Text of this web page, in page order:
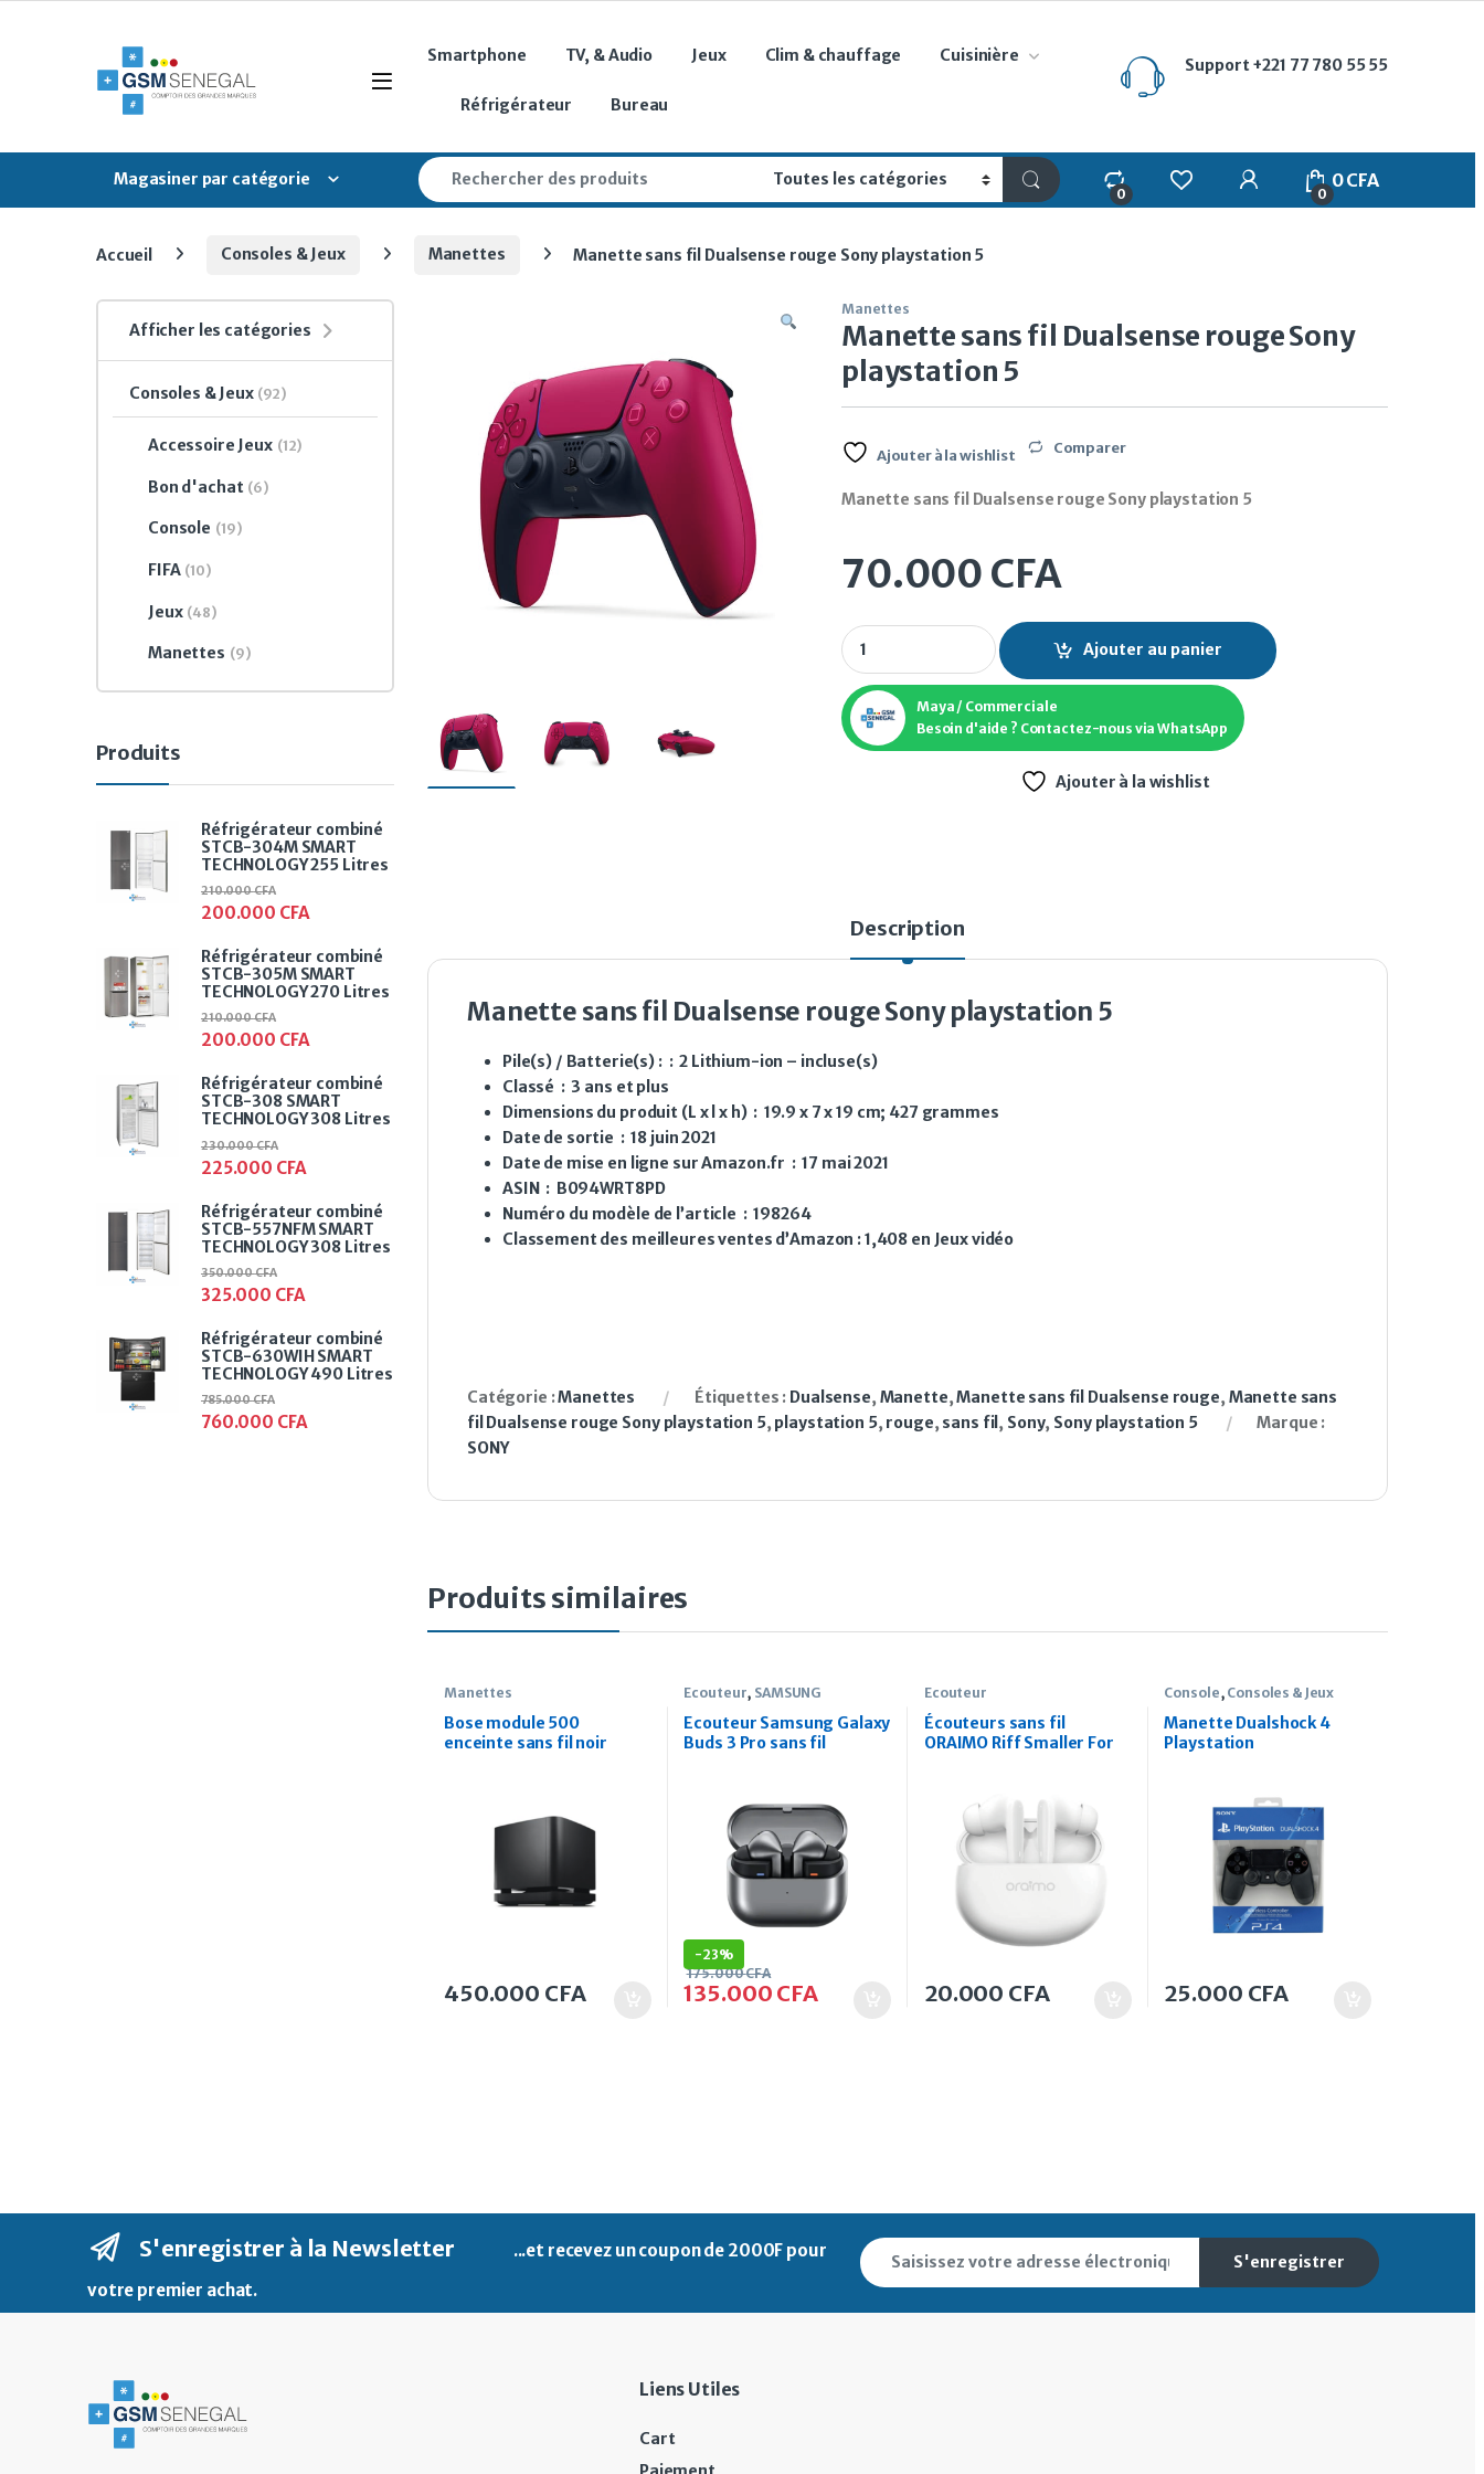
Open
Smartphone TV, & Audio Jeux Clim & chauffage Cuisinière
Réfrigérateur Bureau
Support +221 77 780 55 55
Magasiner par catégorie
Search for:
0
My Account
0
0CFA
Accueil Consoles & Jeux Manettes Manette sans fil Dualsense rouge Sony playstation 5
Manettes
Manette sans fil Dualsense rouge Sony
playstation 5
Ajouter à la wishlist Comparer
Manette sans fil Dualsense rouge Sony playstation 5
70.000 CFA
Manette sans fil Dualsense rouge Sony playstation 5 quantity
Ajouter au panier
Maya / Commerciale
Besoin d'aide ? Contactez-nous via WhatsApp
Ajouter à la wishlist
Description
Manette sans fil Dualsense rouge Sony playstation 5
Pile(s) / Batterie(s) : ‏ : ‎2 Lithium-ion – incluse(s)
Classé ‏ : ‎3 ans et plus
Dimensions du produit (L x l x h) ‏ : ‎ 19.9 x 7 x 19 cm; 427 grammes
Date de sortie ‏ : ‎18 juin 2021
Date de mise en ligne sur Amazon.fr ‏ : ‎17 mai 2021
ASIN ‏ : ‎ B094WRT8PD
Numéro du modèle de l’article ‏ : ‎198264
Classement des meilleures ventes d’Amazon :1,408 en Jeux vidéo
Catégorie :Manettes Étiquettes : Dualsense, Manette,Manette sans fil Dualsense rouge, Manette sans
fil Dualsense rouge Sony playstation 5, playstation 5, rouge, sans fil , Sony, Sony playstation 5
Marque :
SONY
Produits similaires
Manettes
Bose module 500
enceinte sans fil noir
450.000 CFA
Ecouteur, SAMSUNG
Ecouteur Samsung Galaxy
Buds 3 Pro sans fil
-23%
135.000 CFA
175.000CFA
Ecouteur
Écouteurs sans fil
ORAIMO Riff Smaller For
20.000 CFA
Console, Consoles & Jeux
Manette Dualshock 4
Playstation
25.000 CFA
Afficher les catégories
Consoles & Jeux (92)
Accessoire Jeux (12)
Bon d'achat (6)
Console (19)
FIFA (10)
Jeux (48)
Manettes (9)
Produits
Réfrigérateur combiné
STCB-304M SMART
TECHNOLOGY 255 Litres
200.000 CFA
210.000CFA
Réfrigérateur combiné
STCB-305M SMART
TECHNOLOGY 270 Litres
200.000 CFA
210.000CFA
Réfrigérateur combiné
STCB-308 SMART
TECHNOLOGY 308 Litres
225.000 CFA
230.000CFA
Réfrigérateur combiné
STCB-557NFM SMART
TECHNOLOGY 308 Litres
325.000 CFA
350.000CFA
Réfrigérateur combiné
STCB-630WIH SMART
TECHNOLOGY 490 Litres
760.000 CFA
785.000CFA
S'enregistrer à la Newsletter ...et recevez uncoupon de 2000F pour
votre premier achat.
S'enregistrer
Liens Utiles
Cart